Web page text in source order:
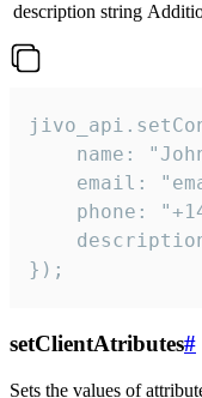
description string
name:
email:
phone:
});
setClientAtributes#
Sets the values ​​of